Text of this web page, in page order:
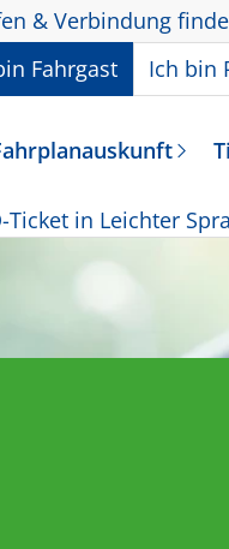
& Verbindung
Rolle nutzen Sie
Fahrgast Ich bin
Ticket in Leichter